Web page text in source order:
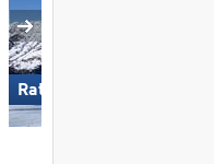
Ratschings-Jaufen